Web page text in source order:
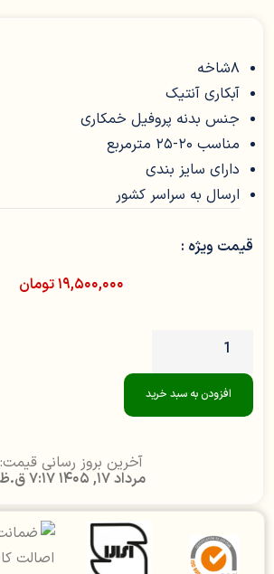
8شاخه
آبکاری آنتیک
جنس بدنه پروفیل خمکاری
مناسب 20-25 مترمربع
دارای سایز بندی
ارسال به سراسر کشور
قیمت ویژه :
۱۹,۵۰۰,۰۰۰تومان
افزودن به سبد خرید
آخرین بروز رسانی قیمت:
مرداد 17, 1405 7:17 ق.ظ